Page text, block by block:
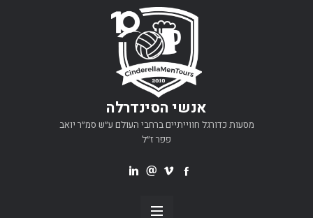
אנשי הסינדרלה
מסעות כדורגל חווייתיים ברחבי העולם ע״ש סמ״ר יואב
פפר ז״ל